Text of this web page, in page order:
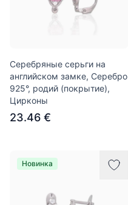
Серебряные серьги на
английском замке, Серебро
925°, родий (покрытие),
Цирконы
23.46 €
Новинка